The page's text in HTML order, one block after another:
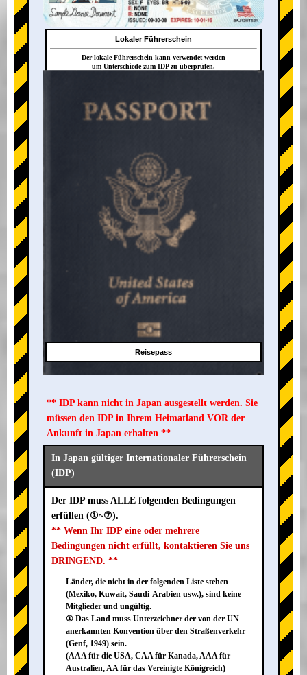
+
Lokaler Führerschein
Der lokale Führerschein kann verwendet werden
um Unterschiede zum IDP zu überprüfen.
Reisepass
** IDP kann nicht in Japan ausgestellt werden. Sie
müssen den IDP in Ihrem Heimatland VOR der
Ankunft in Japan erhalten **
In Japan gültiger Internationaler Führerschein
(IDP)
Der IDP muss ALLE folgenden Bedingungen
erfüllen (①~⑦).
** Wenn Ihr IDP eine oder mehrere
Bedingungen nicht erfüllt, kontaktieren Sie uns
DRINGEND. **
Länder, die nicht in der folgenden Liste stehen
(Mexiko, Kuwait, Saudi-Arabien usw.), sind keine
Mitglieder und ungültig.
① Das Land muss Unterzeichner der von der UN
anerkannten Konvention über den Straßenverkehr
(Genf, 1949) sein.
(AAA für die USA, CAA für Kanada, AAA für
Australien, AA für das Vereinigte Königreich)